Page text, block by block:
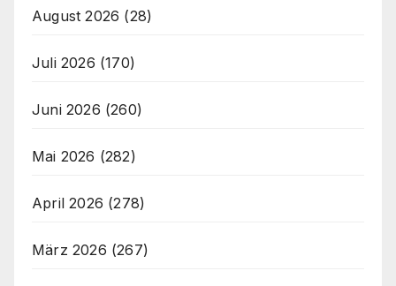
August 2026 (28)
Juli 2026 (170)
Juni 2026 (260)
Mai 2026 (282)
April 2026 (278)
März 2026 (267)